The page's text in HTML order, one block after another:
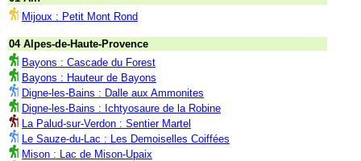
Mijoux : Petit Mont Rond
04 Alpes-de-Haute-Provence
Bayons : Cascade du Forest
Bayons : Hauteur de Bayons
Digne-les-Bains : Dalle aux Ammonites
Digne-les-Bains : Ichtyosaure de la Robine
La Palud-sur-Verdon : Sentier Martel
Le Sauze-du-Lac : Les Demoiselles Coiffées
Mison : Lac de Mison-Upaix